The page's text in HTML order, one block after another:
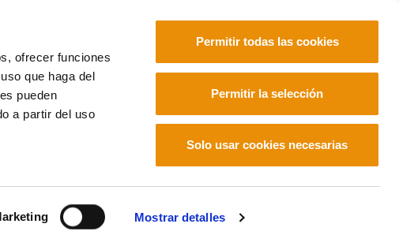
ofrecer funciones
que haga del
pueden
a partir del uso
Mostrar detalles
Permitir todas las cookies
Permitir la selección
Solo usar cookies necesarias